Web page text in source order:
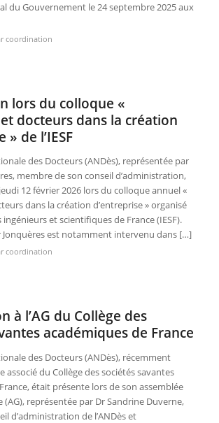
du Gouvernement le 24 septembre 2025 aux
coordination
lors du colloque «
docteurs dans la création
» de l’IESF
des Docteurs (ANDès), représentée par
membre de son conseil d’administration,
12 février 2026 lors du colloque annuel «
dans la création d’entreprise » organisé
ingénieurs et scientifiques de France (IESF).
Jonquères est notamment intervenu dans […]
coordination
à l’AG du Collège des
académiques de France
des Docteurs (ANDès), récemment
associé du Collège des sociétés savantes
était présente lors de son assemblée
(AG), représentée par Dr Sandrine Duverne,
d’administration de l’ANDès et